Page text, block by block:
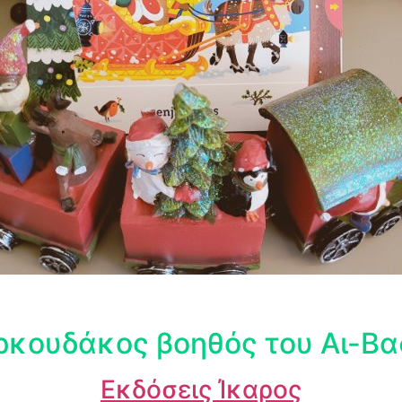
βοηθός του Αι-
Εκδόσεις Ίκαρος